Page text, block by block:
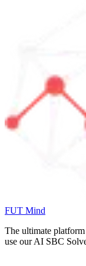
FUT Mind
The ultimate
use our AI SBC